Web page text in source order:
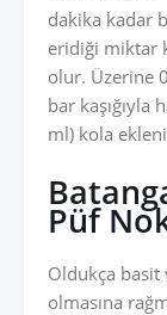
dakika kadar
eridiği miktar
olur. Üzerine
bar kaşığıyla
ml) kola
Püf
Oldukça basit
olmasına